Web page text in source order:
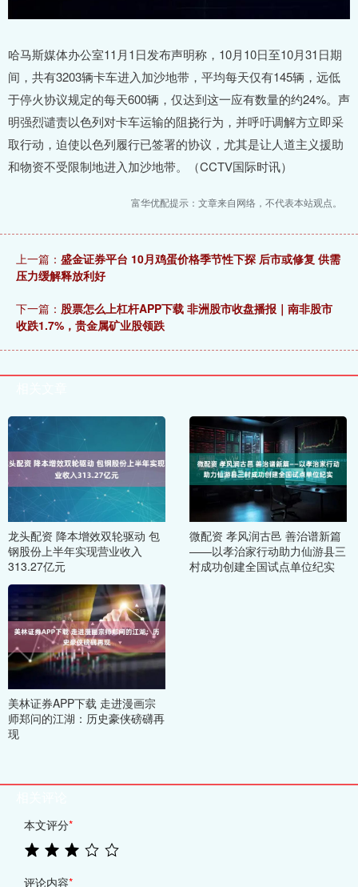
哈马斯媒体办公室11月1日发布声明称，10月10日至10月31日期
间，共有3203辆卡车进入加沙地带，平均每天仅有145辆，远低
于停火协议规定的每天600辆，仅达到这一应有数量的约24%。声
明强烈谴责以色列对卡车运输的阻挠行为，并呼吁调解方立即采
取行动，迫使以色列履行已签署的协议，尤其是让人道主义援助
和物资不受限制地进入加沙地带。（CCTV国际时讯）
富华优配提示：文章来自网络，不代表本站观点。
上一篇： 盛金证券平台 10月鸡蛋价格季节性下探 后市或修复 供需
压力缓解释放利好
下一篇： 股票怎么上杠杆APP下载 非洲股市收盘播报｜南非股市
收跌1.7%，贵金属矿业股领跌
龙头配资 降本增效双轮驱动 包
钢股份上半年实现营业收入
313.27亿元
微配资 孝风润古邑 善治谱新篇
——以孝治家行动助力仙游县三
村成功创建全国试点单位纪实
美林证券APP下载 走进漫画宗
师郑问的江湖：历史豪侠磅礴再
现
本文评分*
评论内容*